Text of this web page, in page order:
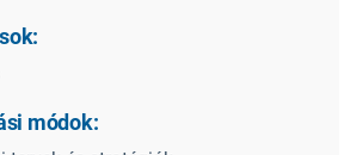
módok: